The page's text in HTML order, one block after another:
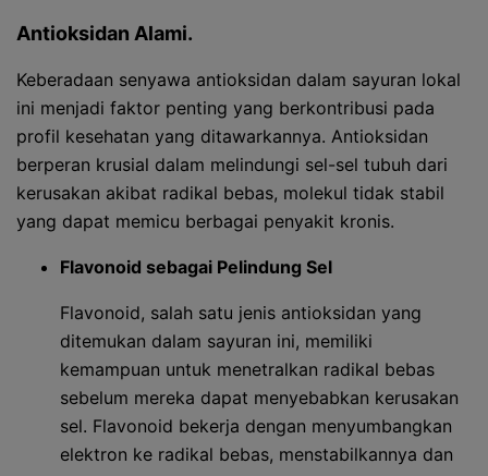
Antioksidan Alami.
Keberadaan senyawa antioksidan dalam sayuran lokal
ini menjadi faktor penting yang berkontribusi pada
profil kesehatan yang ditawarkannya. Antioksidan
berperan krusial dalam melindungi sel-sel tubuh dari
kerusakan akibat radikal bebas, molekul tidak stabil
yang dapat memicu berbagai penyakit kronis.
Flavonoid sebagai Pelindung Sel
Flavonoid, salah satu jenis antioksidan yang
ditemukan dalam sayuran ini, memiliki
kemampuan untuk menetralkan radikal bebas
sebelum mereka dapat menyebabkan kerusakan
sel. Flavonoid bekerja dengan menyumbangkan
elektron ke radikal bebas, menstabilkannya dan